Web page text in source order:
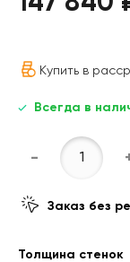
Купить в
Всегда в
-
Заказ без
Толщина стенок